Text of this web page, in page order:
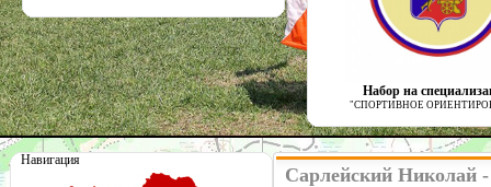
Набор на
"СПОРТИВНОЕ
Навигация
Сарлейский Николай